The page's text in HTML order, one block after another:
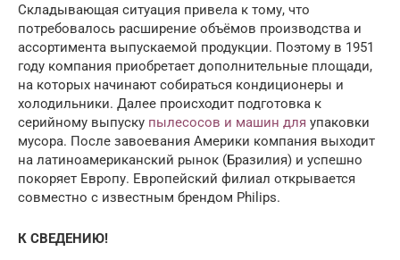
Складывающая ситуация привела к тому, что
потребовалось расширение объёмов производства и
ассортимента выпускаемой продукции. Поэтому в 1951
году компания приобретает дополнительные площади,
на которых начинают собираться кондиционеры и
холодильники. Далее происходит подготовка к
серийному выпуску пылесосов и машин для упаковки
мусора. После завоевания Америки компания выходит
на латиноамериканский рынок (Бразилия) и успешно
покоряет Европу. Европейский филиал открывается
совместно с известным брендом Philips.
К СВЕДЕНИЮ!